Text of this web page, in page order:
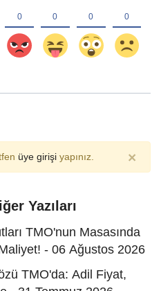
üye girişiyapınız. ×
Yazıları
TMO'nun Masasında
- 06 Ağustos 2026
TMO'da: Adil Fiyat,